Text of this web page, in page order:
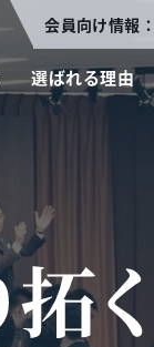
会員向け情報
選ばれる理由